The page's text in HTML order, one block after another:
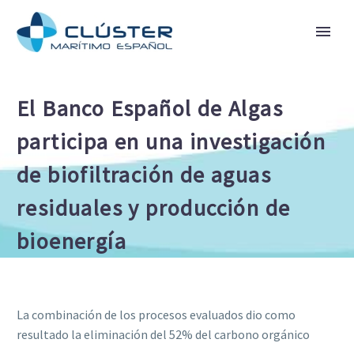
El Banco Español de Algas
participa en una investigación
de biofiltración de aguas
residuales y producción de
bioenergía
La combinación de los procesos evaluados dio como
resultado la eliminación del 52% del carbono orgánico